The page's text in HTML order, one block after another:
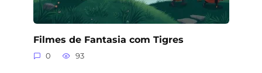
Filmes de Fantasia com Tigres
0 93